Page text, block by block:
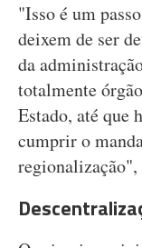
"Isso é um
deixem de ser
da
totalmente
Estado, até que
cumprir o
regionalização",